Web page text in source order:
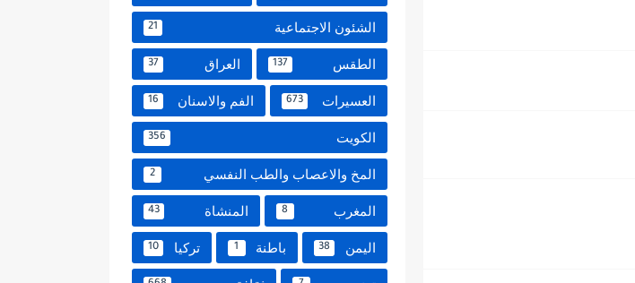
الشئون الاجتماعية 21
الطقس 137 العراق 37
العسيرات 673 الفم والاسنان 16
الكويت 356
المخ والاعصاب والطب النفسي 2
المغرب 8 المنشاة 43
اليمن 38 باطنة 1 تركيا 10